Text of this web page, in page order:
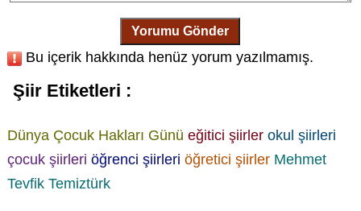
Yorumu Gönder
Bu içerik hakkında henüz yorum yazılmamış.
Şiir Etiketleri :
Dünya Çocuk Hakları Günü eğitici şiirler okul şiirleri
çocuk şiirleri öğrenci şiirleri öğretici şiirler Mehmet
Tevfik Temiztürk